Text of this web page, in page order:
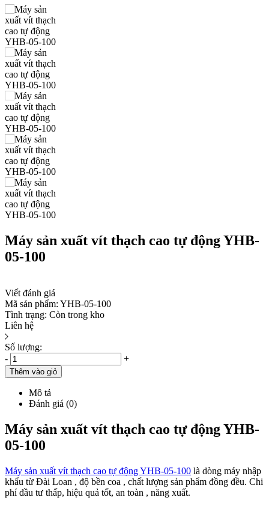
Máy sản xuất vít thạch cao tự động YHB-
05-100
Viết đánh giá
Mã sản phẩm: YHB-05-100
Tình trạng: Còn trong kho
Liên hệ
Số lượng:
-
+
Thêm vào giỏ
Mô tả
Đánh giá (0)
Máy sản xuất vít thạch cao tự động YHB-
05-100
Máy sản xuất vít thạch cao tự động YHB-05-100 là dòng máy nhập
khẩu từ Đài Loan , độ bền coa , chất lượng sản phẩm đồng đều. Chi
phí đầu tư thấp, hiệu quả tốt, an toàn , năng xuất.